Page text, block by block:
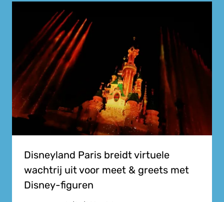
Disneyland Paris breidt virtuele
wachtrij uit voor meet & greets met
Disney-figuren